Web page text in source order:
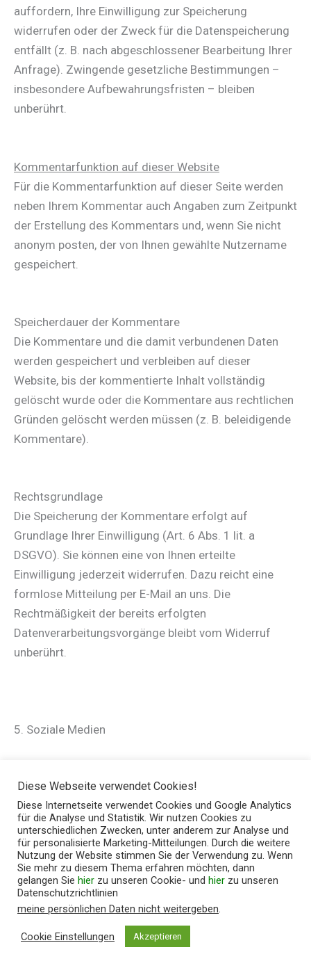
auffordern, Ihre Einwilligung zur Speicherung
widerrufen oder der Zweck für die Datenspeicherung
entfällt (z. B. nach abgeschlossener Bearbeitung Ihrer
Anfrage). Zwingende gesetzliche Bestimmungen –
insbesondere Aufbewahrungsfristen – bleiben
unberührt.
Kommentar­funktion auf dieser Website
Für die Kommentarfunktion auf dieser Seite werden
neben Ihrem Kommentar auch Angaben zum Zeitpunkt
der Erstellung des Kommentars und, wenn Sie nicht
anonym posten, der von Ihnen gewählte Nutzername
gespeichert.
Speicherdauer der Kommentare
Die Kommentare und die damit verbundenen Daten
werden gespeichert und verbleiben auf dieser
Website, bis der kommentierte Inhalt vollständig
gelöscht wurde oder die Kommentare aus rechtlichen
Gründen gelöscht werden müssen (z. B. beleidigende
Kommentare).
Rechtsgrundlage
Die Speicherung der Kommentare erfolgt auf
Grundlage Ihrer Einwilligung (Art. 6 Abs. 1 lit. a
DSGVO). Sie können eine von Ihnen erteilte
Einwilligung jederzeit widerrufen. Dazu reicht eine
formlose Mitteilung per E-Mail an uns. Die
Rechtmäßigkeit der bereits erfolgten
Datenverarbeitungsvorgänge bleibt vom Widerruf
unberührt.
5. Soziale Medien
Auf dieser Website sind Plugins des sozialen
Netzwerks Facebook integriert. Anbieter dieses
Dienstes ist die Facebook Ireland Limited, 4 Grand
Canal Square, Dublin 2, Irland. Die erfassten Daten
werden nach Aussage von Facebook jedoch auch in
die USA und in andere Drittländer übertragen.
Die Facebook Plugins erkennen Sie an dem Facebook-
Logo oder dem „Like-Button“ („Gefällt mir“) auf dieser
Diese Webseite verwendet Cookies!
Diese Internetseite verwendet Cookies und Google Analytics
für die Analyse und Statistik. Wir nutzen Cookies zu
unterschiedlichen Zwecken, unter anderem zur Analyse und
für personalisierte Marketing-Mitteilungen. Durch die weitere
Nutzung der Website stimmen Sie der Verwendung zu. Wenn
Sie mehr zu diesem Thema erfahren möchten, dann
gelangen Sie hier zu unseren Cookie- und hier zu unseren
Datenschutzrichtlinien
meine persönlichen Daten nicht weitergeben.
Cookie Einstellungen Akzeptieren